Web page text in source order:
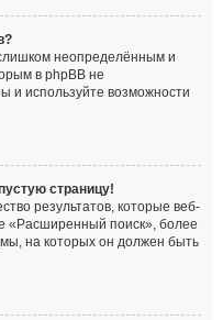
неопределённым и
в phpBB не
и используйте возможности
страницу!
результатов, которые веб-
«Расширенный поиск», более
на которых он должен быть